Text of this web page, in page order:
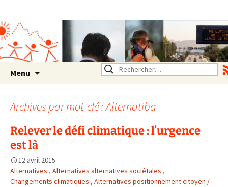
Rhône Alpes
Un environnement sain pour
la santé de tous
Menu Rechercher :
Archives par mot-clé : Alternatiba
Relever le défi climatique : l’urgence
est là
12 avril 2015
Alternatives , Alternatives alternatives sociétales ,
Changements climatiques , Alternatives positionnement citoyen /